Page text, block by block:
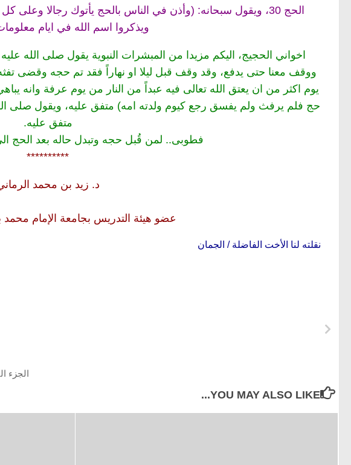
الحج 30، ويقول سبحانه: (وأذن في الناس بالحج يأتوك رجالا
ويذكروا اسم الله في ايام معلومات)
اخواني الحجيج، اليكم مزيدا من المبشرات النبوية يقول صلى الله
ووقف معنا حتى يدفع، وقد وقف قبل ليلا او نهاراً فقد تم حجه وقضى
يوم اكثر من ان يعتق الله تعالى فيه عبداً من النار من يوم عرفة وانه
حج فلم يرفث ولم يفسق رجع كيوم ولدته امه) متفق عليه، ويقول صلى
متفق عليه.
فطوبى.. لمن قُبل حجه وتبدل حاله بعد الحج
**********
د. زيد بن محمد
عضو هيئة التدريس بجامعة الإمام محمد
نقلته لنا الأخت الفاضلة / الجمان
الجزء
YOU MAY ALSO LIKE...